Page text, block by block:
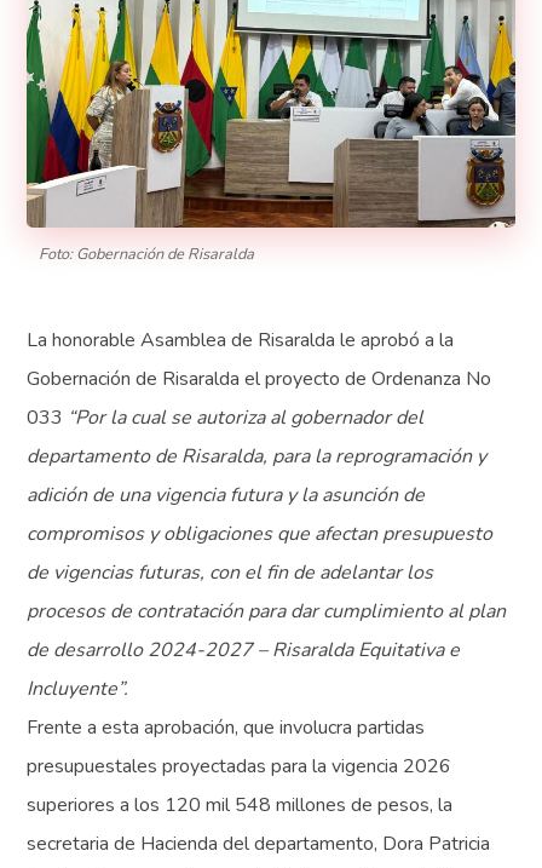
Foto: Gobernación de Risaralda
La honorable Asamblea de Risaralda le aprobó a la
Gobernación de Risaralda el proyecto de Ordenanza No
033 “Por la cual se autoriza al gobernador del
departamento de Risaralda, para la reprogramación y
adición de una vigencia futura y la asunción de
compromisos y obligaciones que afectan presupuesto
de vigencias futuras, con el fin de adelantar los
procesos de contratación para dar cumplimiento al plan
de desarrollo 2024-2027 – Risaralda Equitativa e
Incluyente”.
Frente a esta aprobación, que involucra partidas
presupuestales proyectadas para la vigencia 2026
superiores a los 120 mil 548 millones de pesos, la
secretaria de Hacienda del departamento, Dora Patricia